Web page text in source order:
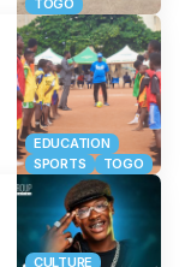
TOGO
EDUCATION
SPORTS
TOGO
CULTURE